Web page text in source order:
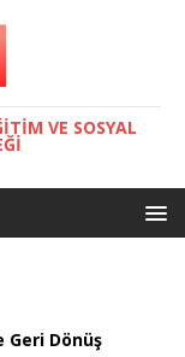
VE SOSYAL
Geri Dönüş